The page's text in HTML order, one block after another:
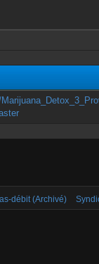
débit (Archivé)